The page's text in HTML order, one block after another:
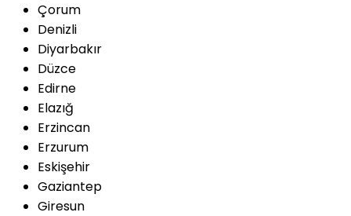
Çorum
Denizli
Diyarbakır
Düzce
Edirne
Elazığ
Erzincan
Erzurum
Eskişehir
Gaziantep
Giresun